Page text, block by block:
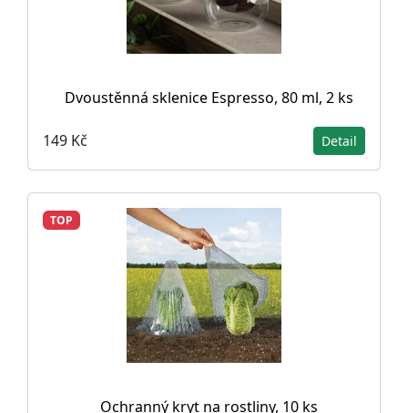
Dvoustěnná sklenice Espresso, 80 ml, 2 ks
149 Kč Detail
TOP
Ochranný kryt na rostliny, 10 ks